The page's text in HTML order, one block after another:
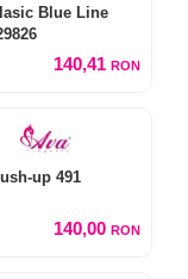
Blue Line
140,41 RON
up 491
140,00 RON